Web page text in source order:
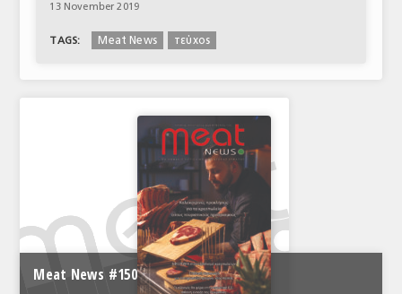
13 November 2019
TAGS: Meat News τεύχος
Meat News #150